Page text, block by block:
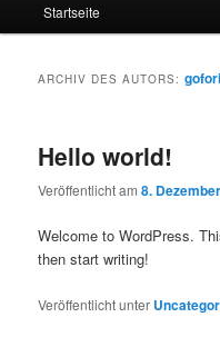
wechseln
Inhalt
wechseln
Startseite
ARCHIV DES AUTORS:
Hello world!
Veröffentlicht am8.
Welcome to WordPress.
then start writing!
Veröffentlicht unter